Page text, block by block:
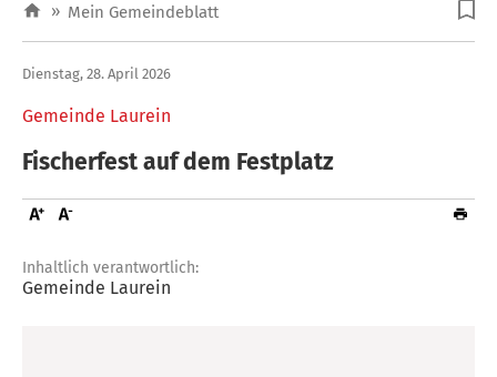
» Mein Gemeindeblatt
Gemeinde Laurein
Dienstag, 28. April 2026
Fischerfest auf dem Festplatz
Inhaltlich verantwortlich:
Gemeinde Laurein